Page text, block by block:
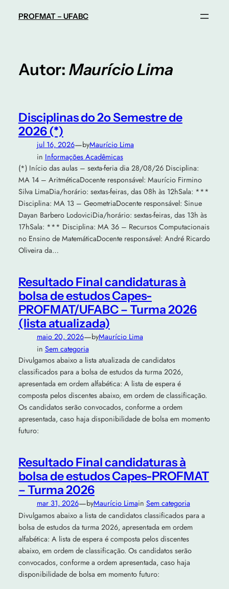
PROFMAT – UFABC
Autor: Maurício Lima
Disciplinas do 2o Semestre de
2026 (*)
jul 16, 2026—byMaurício Lima
in Informações Acadêmicas
(*) Início das aulas – sexta-feria dia 28/08/26 Disciplina:
MA 14 – AritméticaDocente responsável: Maurício Firmino
Silva LimaDia/horário: sextas-feiras, das 08h às 12hSala: ***
Disciplina: MA 13 – GeometriaDocente responsável: Sinue
Dayan Barbero LodoviciDia/horário: sextas-feiras, das 13h às
17hSala: *** Disciplina: MA 36 – Recursos Computacionais
no Ensino de MatemáticaDocente responsável: André Ricardo
Oliveira da…
Resultado Final candidaturas à
bolsa de estudos Capes-
PROFMAT/UFABC – Turma 2026
(lista atualizada)
maio 20, 2026—byMaurício Lima
in Sem categoria
Divulgamos abaixo a lista atualizada de candidatos
classificados para a bolsa de estudos da turma 2026,
apresentada em ordem alfabética: A lista de espera é
composta pelos discentes abaixo, em ordem de classificação.
Os candidatos serão convocados, conforme a ordem
apresentada, caso haja disponibilidade de bolsa em momento
futuro:
Resultado Final candidaturas à
bolsa de estudos Capes-PROFMAT
– Turma 2026
mar 31, 2026—byMaurício Limain Sem categoria
Divulgamos abaixo a lista de candidatos classificados para a
bolsa de estudos da turma 2026, apresentada em ordem
alfabética: A lista de espera é composta pelos discentes
abaixo, em ordem de classificação. Os candidatos serão
convocados, conforme a ordem apresentada, caso haja
disponibilidade de bolsa em momento futuro: